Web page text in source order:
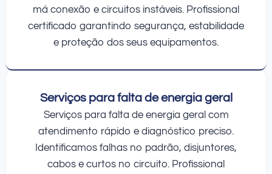
má conexão e circuitos instáveis. Profissional
certificado garantindo segurança, estabilidade
e proteção dos seus equipamentos.
Serviços para falta de energia geral
Serviços para falta de energia geral com
atendimento rápido e diagnóstico preciso.
Identificamos falhas no padrão, disjuntores,
cabos e curtos no circuito. Profissional